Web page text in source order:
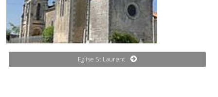
Eglise St Laurent